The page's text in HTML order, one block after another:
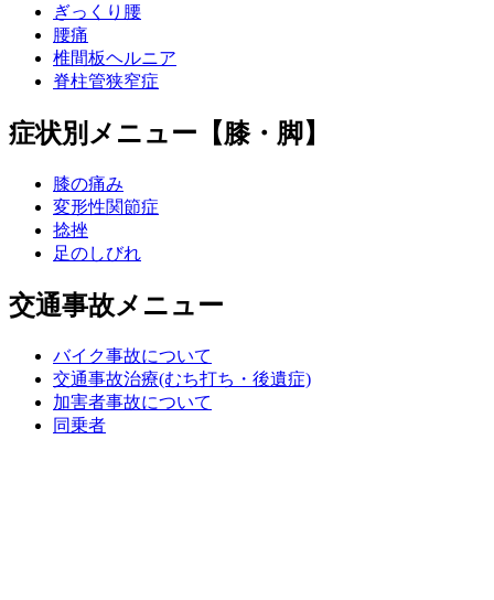
ぎっくり腰
腰痛
椎間板ヘルニア
脊柱管狭窄症
症状別メニュー【膝・脚】
膝の痛み
変形性関節症
捻挫
足のしびれ
交通事故メニュー
バイク事故について
交通事故治療(むち打ち・後遺症)
加害者事故について
同乗者